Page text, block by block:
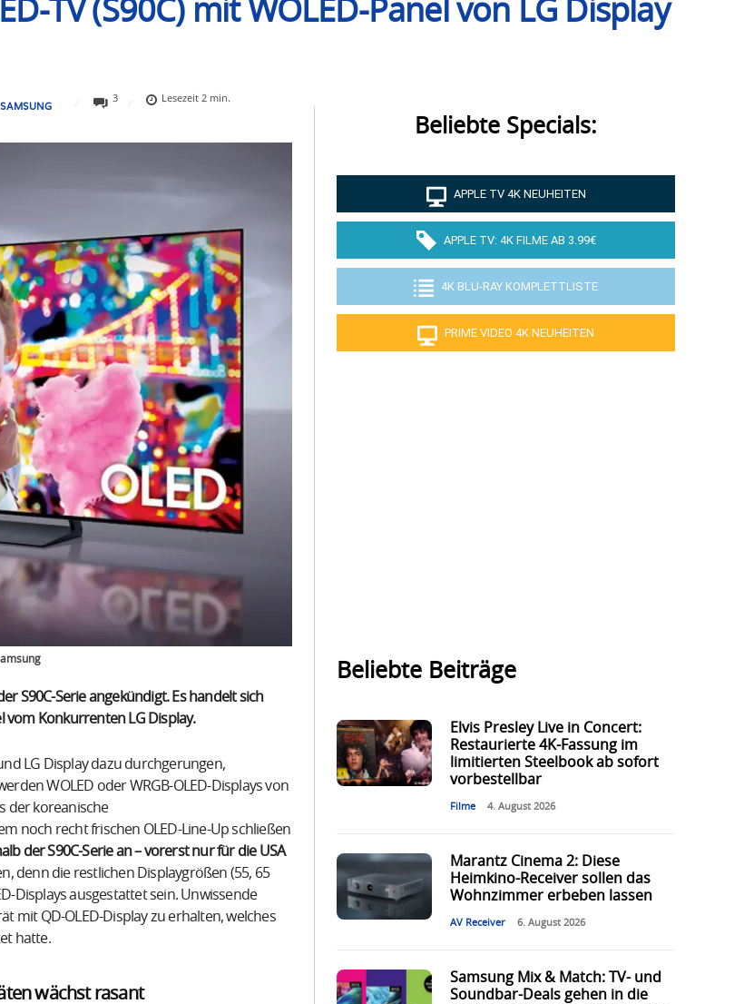
TV (S90C) mit WOLED-Panel von LG Display
SAMSUNG
3 Lesezeit2 min.
S90C-Serie angekündigt. Es handelt sich
vom Konkurrenten LG Display.
LG Display dazu durchgerungen,
WOLED oder WRGB-OLED-Displays von
der koreanische
noch recht frischen OLED-Line-Up schließen
der S90C-Serie an – vorerst nur für die USA
denn die restlichen Displaygrößen (55, 65
Displays ausgestattet sein. Unwissende
mit QD-OLED-Display zu erhalten, welches
hatte.
wächst rasant
Beliebte Specials:
APPLE TV 4K NEUHEITEN
APPLE TV: 4K FILME AB 3.99€
4K BLU-RAY KOMPLETTLISTE
PRIME VIDEO 4K NEUHEITEN
Beliebte Beiträge
Elvis Presley Live in Concert:
Restaurierte 4K-Fassung im
limitierten Steelbook ab sofort
vorbestellbar
Filme 4. August 2026
Marantz Cinema 2: Diese
Heimkino-Receiver sollen das
Wohnzimmer erbeben lassen
AV Receiver 6. August 2026
Samsung Mix & Match: TV- und
Soundbar-Deals gehen in die